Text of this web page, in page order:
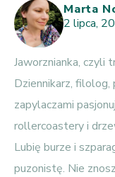
Marta
2 lipca,
Jaworznianka, czyli
Dziennikarz, filolog,
zapylaczami
rollercoastery i
Lubię burze i
puzonistę. Nie